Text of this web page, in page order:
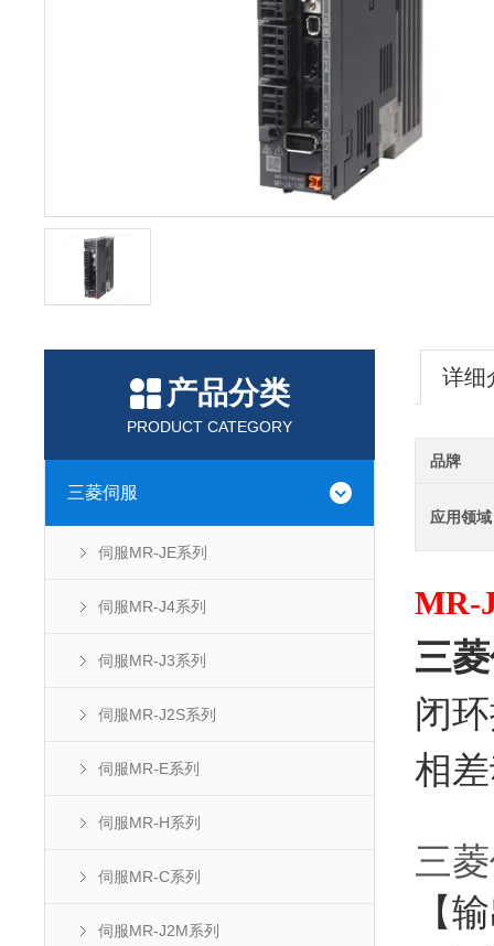
产品分类
PRODUCT CATEGORY
三菱伺服
伺服MR-JE系列
伺服MR-J4系列
伺服MR-J3系列
伺服MR-J2S系列
伺服MR-E系列
伺服MR-H系列
伺服MR-C系列
伺服MR-J2M系列
详细
品牌
应用领域
MR-
三
闭
相
三
【